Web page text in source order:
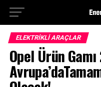
ELEKTRIKLI ARAÇLAR
Opel Ürün